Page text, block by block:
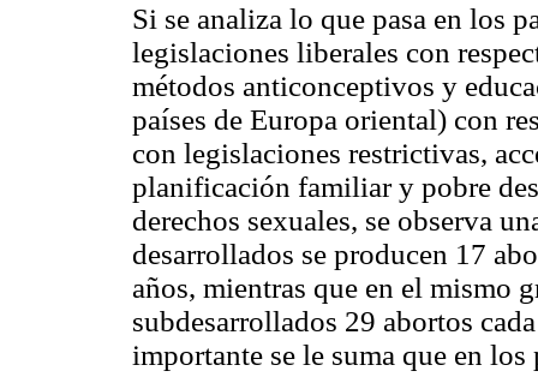
Si se analiza lo que pasa en los
legislaciones liberales con
métodos anticonceptivos y
países de Europa oriental) con
con legislaciones restrictivas,
planificación familiar y pobre
derechos sexuales, se observa
desarrollados se producen 17
años, mientras que en el mismo
subdesarrollados 29 abortos
importante se le suma que en